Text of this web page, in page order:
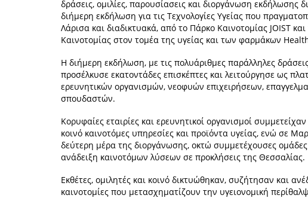
δράσεις, ομιλίες, παρουσίασεις και διοργάνωση εκδήλωσης
διήμερη εκδήλωση για τις Τεχνολογίες Υγείας που
Λάρισα και διαδικτυακά, από το Πάρκο Καινοτομίας JOIST
Καινοτομίας στον τομέα της υγείας και των φαρμάκων
Η διήμερη εκδήλωση, με τις πολυάριθμες παράλληλες
προσέλκυσε εκατοντάδες επισκέπτες και λειτούργησε ως
ερευνητικών οργανισμών, νεοφυών επιχειρήσεων,
σπουδαστών.
Κορυφαίες εταιρίες και ερευνητικοί οργανισμοί
κοινό καινοτόμες υπηρεσίες και προϊόντα υγείας, ενώ σε
δεύτερη μέρα της διοργάνωσης, οκτώ συμμετέχουσες
ανάδειξη καινοτόμων λύσεων σε προκλήσεις της Θεσσαλίας.
Εκθέτες, ομιλητές και κοινό δικτυώθηκαν, συζήτησαν και
καινοτομίες που μετασχηματίζουν την υγειονομική